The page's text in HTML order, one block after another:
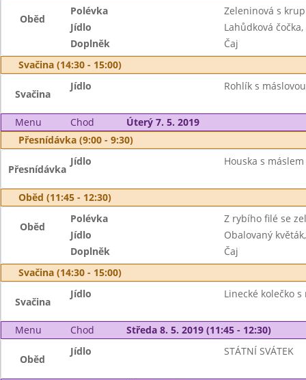
Oběd
Polévka
Zeleninová s
Jídlo
Lahůdková
Doplněk
Čaj
Svačina (14:30 - 15:00)
Svačina
Jídlo Rohlík s
Menu Chod
Úterý 7. 5. 2019
Přesnídávka (9:00 - 9:30)
Přesnídávka
Jídlo Houska s
Oběd (11:45 - 12:30)
Oběd
Polévka
Z rybího filé se
Jídlo
Obalovaný
Doplněk
Čaj
Svačina (14:30 - 15:00)
Svačina
Jídlo Linecké kolečko
Menu Chod Středa 8. 5. 2019 (11:45 - 12:30)
Oběd
Jídlo STÁTNÍ SVÁTEK